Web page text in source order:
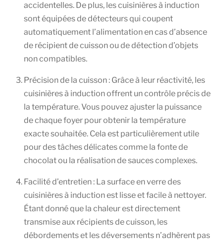
accidentelles. De plus, les cuisinières à induction
sont équipées de détecteurs qui coupent
automatiquement l’alimentation en cas d’absence
de récipient de cuisson ou de détection d’objets
non compatibles.
Précision de la cuisson : Grâce à leur réactivité, les
cuisinières à induction offrent un contrôle précis de
la température. Vous pouvez ajuster la puissance
de chaque foyer pour obtenir la température
exacte souhaitée. Cela est particulièrement utile
pour des tâches délicates comme la fonte de
chocolat ou la réalisation de sauces complexes.
Facilité d’entretien : La surface en verre des
cuisinières à induction est lisse et facile à nettoyer.
Étant donné que la chaleur est directement
transmise aux récipients de cuisson, les
débordements et les déversements n’adhèrent pas